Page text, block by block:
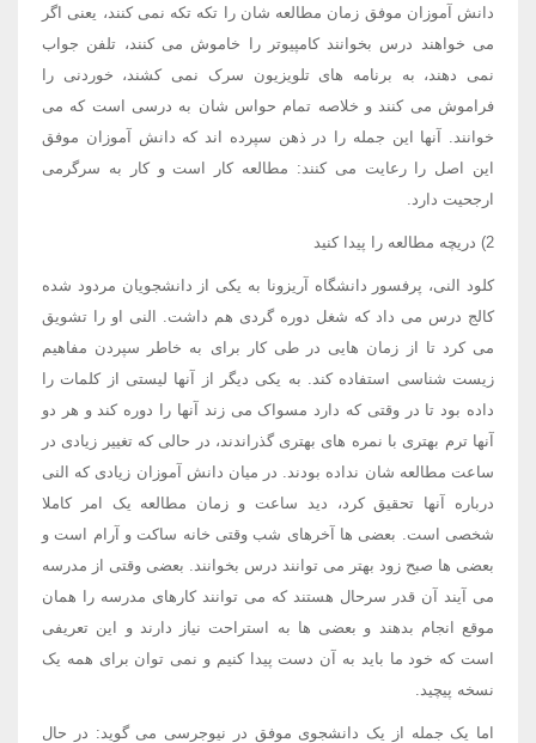
دانش آموزان موفق زمان مطالعه شان را تکه تکه نمی کنند، یعنی اگر
می خواهند درس بخوانند کامپیوتر را خاموش می کنند، تلفن جواب
نمی دهند، به برنامه های تلویزیون سرک نمی کشند، خوردنی را
فراموش می کنند و خلاصه تمام حواس شان به درسی است که می
خوانند. آنها این جمله را در ذهن سپرده اند که دانش آموزان موفق
این اصل را رعایت می کنند: مطالعه کار است و کار به سرگرمی
ارجحیت دارد.
2) دریچه مطالعه را پیدا کنید
کلود النی، پرفسور دانشگاه آریزونا به یکی از دانشجویان مردود شده
کالج درس می داد که شغل دوره گردی هم داشت. النی او را تشویق
می کرد تا از زمان هایی در طی کار برای به خاطر سپردن مفاهیم
زیست شناسی استفاده کند. به یکی دیگر از آنها لیستی از کلمات را
داده بود تا در وقتی که دارد مسواک می زند آنها را دوره کند و هر دو
آنها ترم بهتری با نمره های بهتری گذراندند، در حالی که تغییر زیادی در
ساعت مطالعه شان نداده بودند. در میان دانش آموزان زیادی که النی
درباره آنها تحقیق کرد، دید ساعت و زمان مطالعه یک امر کاملا
شخصی است. بعضی ها آخرهای شب وقتی خانه ساکت و آرام است و
بعضی ها صبح زود بهتر می توانند درس بخوانند. بعضی وقتی از مدرسه
می آیند آن قدر سرحال هستند که می توانند کارهای مدرسه را همان
موقع انجام بدهند و بعضی ها به استراحت نیاز دارند و این تعریفی
است که خود ما باید به آن دست پیدا کنیم و نمی توان برای همه یک
نسخه پیچید.
اما یک جمله از یک دانشجوی موفق در نیوجرسی می گوید: در حال